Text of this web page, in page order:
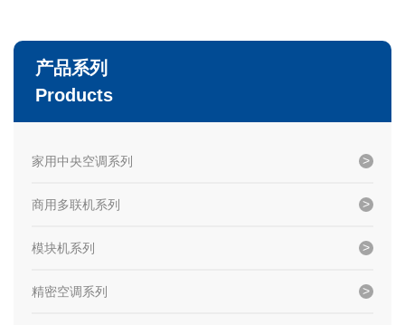
产品系列
Products
家用中央空调系列
商用多联机系列
模块机系列
精密空调系列